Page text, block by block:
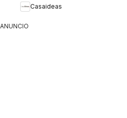
Casaideas
ANUNCIO